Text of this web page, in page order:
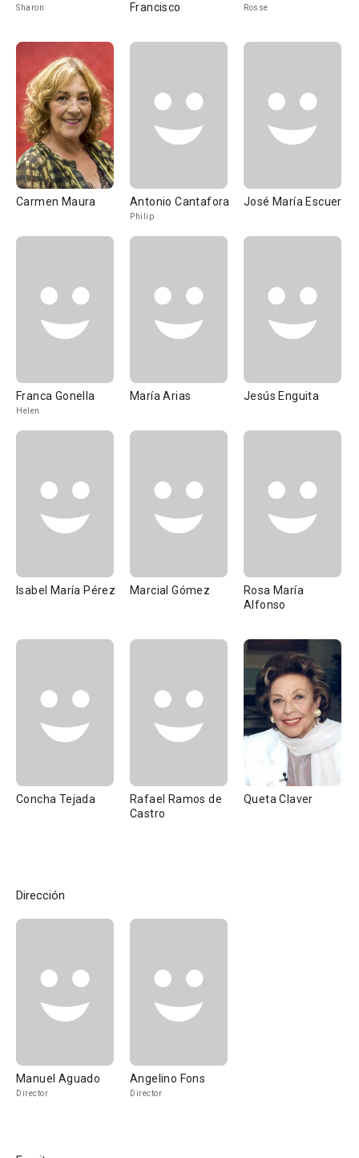
Sharon
Francisco
Rosse
Carmen Maura Antonio Cantafora
Philip
José María Escuer
Franca Gonella
Helen
María Arias Jesús Enguita
Isabel María Pérez Marcial Gómez
Rosa María
Alfonso
Concha Tejada
Rafael Ramos de
Castro
Queta Claver
Dirección
Manuel Aguado
Director
Angelino Fons
Director